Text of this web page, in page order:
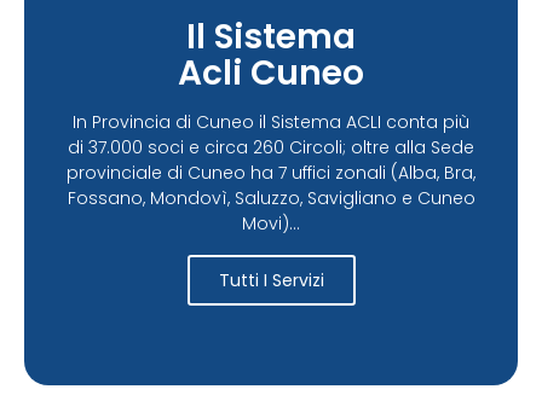
Il Sistema
Acli Cuneo
In Provincia di Cuneo il Sistema ACLI conta più
di 37.000 soci e circa 260 Circoli; oltre alla Sede
provinciale di Cuneo ha 7 uffici zonali (Alba, Bra,
Fossano, Mondovì, Saluzzo, Savigliano e Cuneo
Movi)...
Tutti I Servizi